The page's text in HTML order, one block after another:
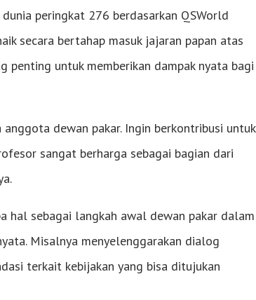
peringkat 276 berdasarkan QSWorld
secara bertahap masuk jajaran papan atas
penting untuk memberikan dampak nyata bagi
dewan pakar. Ingin berkontribusi untuk
sangat berharga sebagai bagian dari
hal sebagai langkah awal dewan pakar dalam
Misalnya menyelenggarakan dialog
terkait kebijakan yang bisa ditujukan